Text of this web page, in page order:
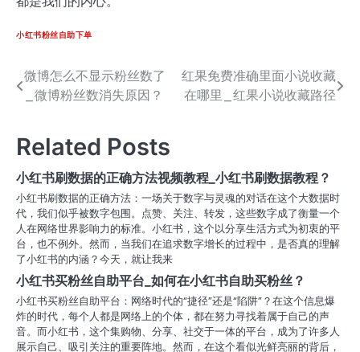
小红书粉丝自助下单
文
章
导
航
微博怎么不显示粉丝数了
_微博粉丝数消失原因？
红果免费准确里面小说收藏
在哪里_红果小说收藏路径
Related Posts
小红书刷数据的正确方法视频教程_小红书刷数据教程？
小红书刷数据的正确方法：一场关于数字与灵魂的对话在这个大数据时
代，我们似乎被数字包围。点赞、关注、转发，这些数字成了衡量一个
人在网络世界影响力的标准。小红书，这个以分享生活方式为初衷的平
台，也不例外。然而，当我们在追求数字增长的过程中，是否真的理解
了小红书的内涵？今天，就让我来
小红书买粉丝自助平台_如何在小红书自助买粉丝？
小红书买粉丝自助平台：网络时代的“捷径”还是“陷阱”？在这个信息爆
炸的时代，每个人都是网络上的个体，都在努力寻找着属于自己的声
音。而小红书，这个集购物、分享、社交于一体的平台，成为了许多人
展示自己、吸引关注的重要阵地。然而，在这个看似光鲜亮丽的背后，